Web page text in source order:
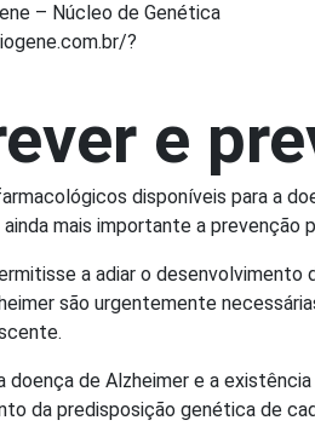
– Núcleo de Genética
?
e
disponíveis para a
mais importante a
a adiar o
são urgentemente
doença de Alzheimer e a
da predisposição genética de